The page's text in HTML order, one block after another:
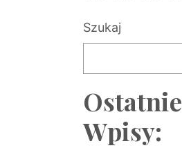
Szukaj
Ostatnie
Wpisy: